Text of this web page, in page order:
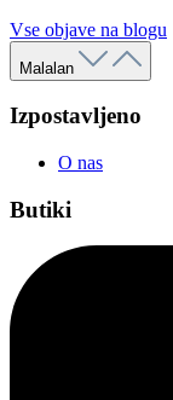
Vse objave na blogu
Malalan
Izpostavljeno
O nas
Butiki